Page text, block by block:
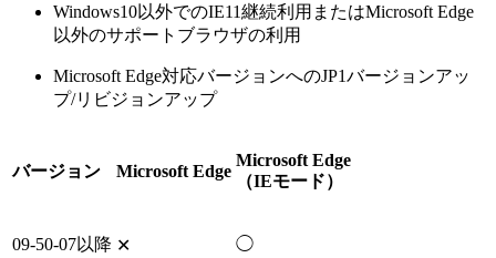
Windows10以外でのIE11継続利用またはMicrosoft Edge
以外のサポートブラウザの利用
Microsoft Edge対応バージョンへのJP1バージョンアッ
プ/リビジョンアップ
バージョン Microsoft Edge
Microsoft Edge
（IEモード）
09-50-07以降 ✕ ◯